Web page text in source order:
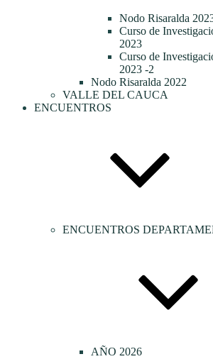
Nodo Risaralda
Curso de
2023
Curso de
2023 -2
Nodo Risaralda 2022
VALLE DEL CAUCA
ENCUENTROS
ENCUENTROS
AÑO 2026